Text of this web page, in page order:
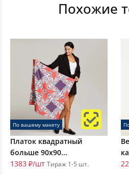
Похожие
По вашему макету
Платок квадратный
больше 90х90...
1383 ₽/шт Тираж 1-5 шт.